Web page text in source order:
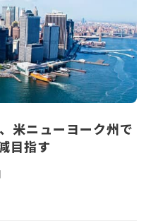
米ニューヨーク州で
目指す